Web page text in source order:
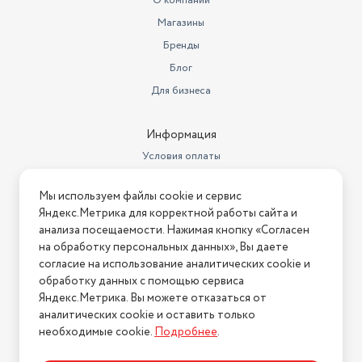
алюминий
Россия
антипригарное
Гардарика
Особенности
с крышкой
Комплектация
ковш 1шт, крышка -1шт
Количество в комплекте
1
Крышка
с крышкой
Страна-изготовитель
Вид ручки
с фиксированной ручкой
Магазины
Бренды
Блог
Для бизнеса
Информация
Условия оплаты
Условия возврата
Нашли ошибку на сайте? Напишите нам
2026 © Интернет-магазин "АстМаркет". У нас есть всё!
Политика конфиденциальности
Мы используем файлы cookie и сервис
Яндекс.Метрика для корректной работы сайта и
анализа посещаемости. Нажимая кнопку «Согласен
на обработку персональных данных», Вы даете
согласие на использование аналитических cookie и
обработку данных с помощью сервиса
Яндекс.Метрика. Вы можете отказаться от
аналитических cookie и оставить только
необходимые cookie.Подробнее.